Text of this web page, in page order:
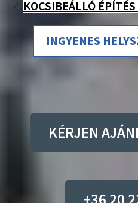
✓ KOCSIBEÁLLÓ ÉPÍTÉS
INGYENES
KÉRJEN